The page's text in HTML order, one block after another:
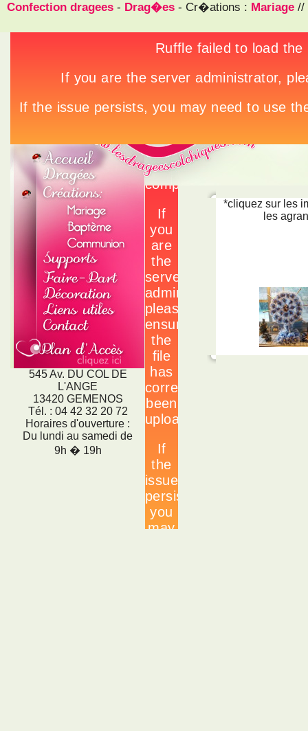
Confection dragees - Drag�es - Cr�ations : Mariage //
545 Av. DU COL DE
L'ANGE
13420 GEMENOS
Tél. : 04 42 32 20 72
Horaires d'ouverture :
Du lundi au samedi de
9h � 19h
*cliquez sur les
les